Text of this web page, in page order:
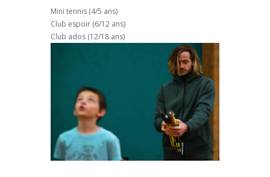
Mini tennis (4/5 ans)
Club espoir (6/12 ans)
Club ados (12/18 ans)